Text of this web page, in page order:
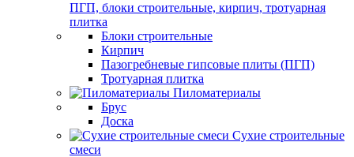
ПГП, блоки строительные, кирпич, тротуарная
плитка
Блоки строительные
Кирпич
Пазогребневые гипсовые плиты (ПГП)
Тротуарная плитка
Пиломатериалы
Брус
Доска
Сухие строительные
смеси